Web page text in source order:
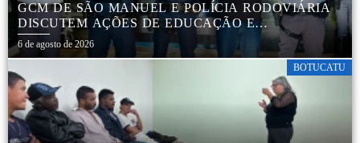
GCM DE SÃO MANUEL E POLÍCIA RODOVIÁRIA
DISCUTEM AÇÕES DE EDUCAÇÃO E
SEGURANÇA NO TRÂNSITO
6 de agosto de 2026
BOTUCATU